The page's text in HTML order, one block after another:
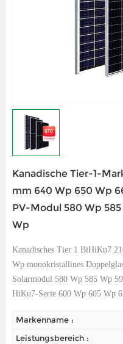
Kanadische Tier-1-
mm 640 Wp 650 Wp
PV-Modul 580 Wp
Wp
Kanadisches Tier 1 BiHiKu7
Wp monokristallines
Solarmodul 580 Wp 585 Wp
HiKu7-Serie 600 Wp 605 Wp
Markenname :
Leistungsbereich :